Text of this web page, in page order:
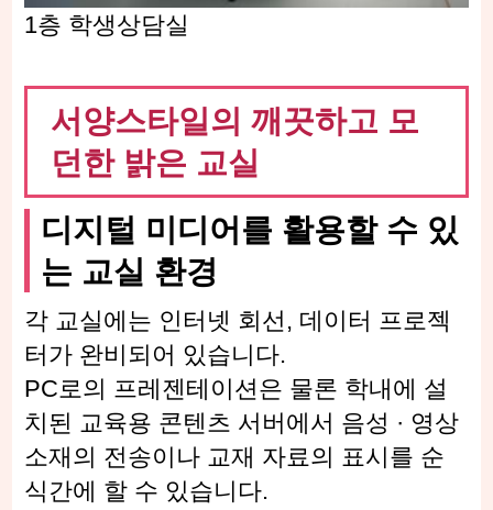
1층 학생상담실
서양스타일의 깨끗하고 모
던한 밝은 교실
디지털 미디어를 활용할 수 있
는 교실 환경
각 교실에는 인터넷 회선, 데이터 프로젝
터가 완비되어 있습니다.
PC로의 프레젠테이션은 물론 학내에 설
치된 교육용 콘텐츠 서버에서 음성 · 영상
소재의 전송이나 교재 자료의 표시를 순
식간에 할 수 있습니다.